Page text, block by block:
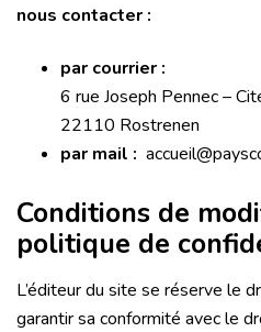
nous contacter :
par courrier :
6 rue Joseph Pennec –
22110 Rostrenen
par mail :
Conditions de
politique de
L’éditeur du site se réserve le
garantir sa conformité avec le